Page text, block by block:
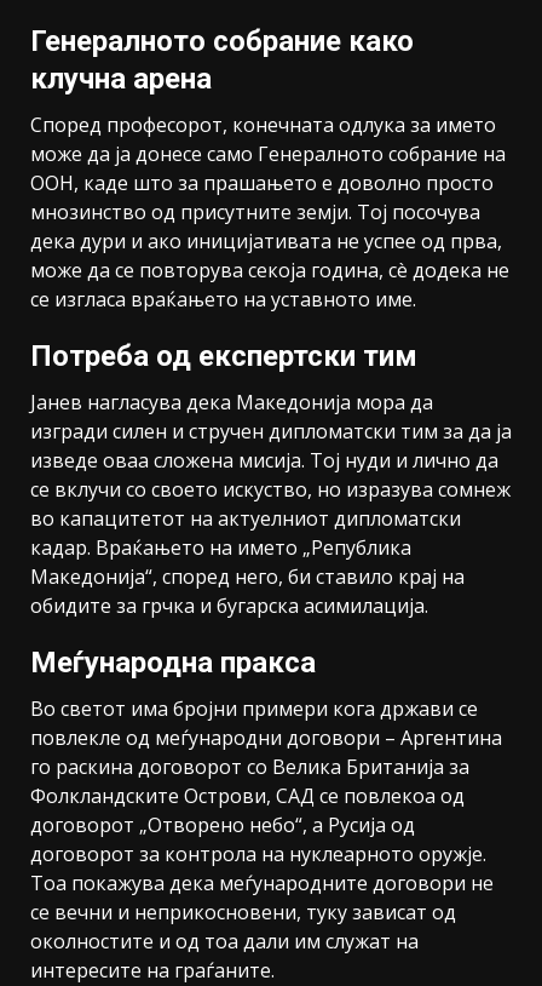
Генералното собрание како
клучна арена
Според професорот, конечната одлука за името
може да ја донесе само Генералното собрание на
ООН, каде што за прашањето е доволно просто
мнозинство од присутните земји. Тој посочува
дека дури и ако иницијативата не успее од прва,
може да се повторува секоја година, сè додека не
се изгласа враќањето на уставното име.
Потреба од експертски тим
Јанев нагласува дека Македонија мора да
изгради силен и стручeн дипломатски тим за да ја
изведе оваа сложена мисија. Тој нуди и лично да
се вклучи со своето искуство, но изразува сомнеж
во капацитетот на актуелниот дипломатски
кадар. Враќањето на името „Република
Македонија“, според него, би ставило крај на
обидите за грчка и бугарска асимилација.
Меѓународна пракса
Во светот има бројни примери кога држави се
повлекле од меѓународни договори – Аргентина
го раскина договорот со Велика Британија за
Фолкландските Острови, САД се повлекоа од
договорот „Отворено небо“, а Русија од
договорот за контрола на нуклеарното оружје.
Тоа покажува дека меѓународните договори не
се вечни и неприкосновени, туку зависат од
околностите и од тоа дали им служат на
интересите на граѓаните.